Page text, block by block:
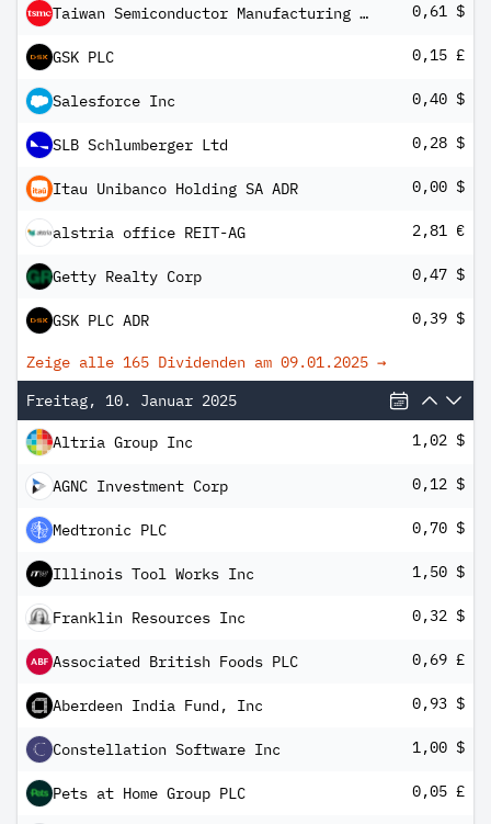
Taiwan Semiconductor Manufacturing Co Ltd ADR 0,61 $
GSK PLC 0,15 £
Salesforce Inc 0,40 $
SLB Schlumberger Ltd 0,28 $
Itau Unibanco Holding SA ADR 0,00 $
alstria office REIT-AG 2,81 €
Getty Realty Corp 0,47 $
GSK PLC ADR 0,39 $
Zeige alle 165 Dividenden am 09.01.2025 →
Freitag, 10. Januar 2025
Altria Group Inc 1,02 $
AGNC Investment Corp 0,12 $
Medtronic PLC 0,70 $
Illinois Tool Works Inc 1,50 $
Franklin Resources Inc 0,32 $
Associated British Foods PLC 0,69 £
Aberdeen India Fund, Inc 0,93 $
Constellation Software Inc 1,00 $
Pets at Home Group PLC 0,05 £